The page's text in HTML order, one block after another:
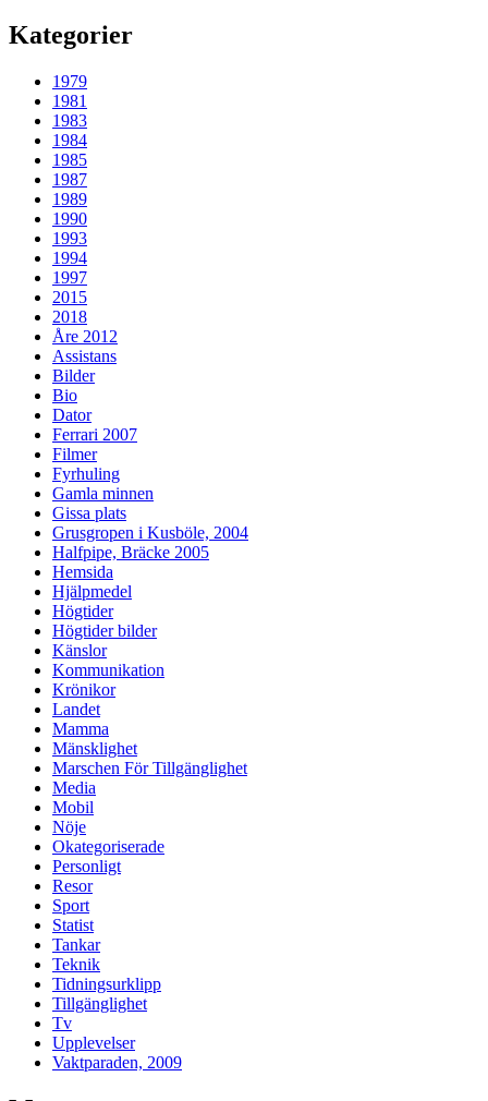
Kategorier
1979
1981
1983
1984
1985
1987
1989
1990
1993
1994
1997
2015
2018
Åre 2012
Assistans
Bilder
Bio
Dator
Ferrari 2007
Filmer
Fyrhuling
Gamla minnen
Gissa plats
Grusgropen i Kusböle, 2004
Halfpipe, Bräcke 2005
Hemsida
Hjälpmedel
Högtider
Högtider bilder
Känslor
Kommunikation
Krönikor
Landet
Mamma
Mänsklighet
Marschen För Tillgänglighet
Media
Mobil
Nöje
Okategoriserade
Personligt
Resor
Sport
Statist
Tankar
Teknik
Tidningsurklipp
Tillgänglighet
Tv
Upplevelser
Vaktparaden, 2009